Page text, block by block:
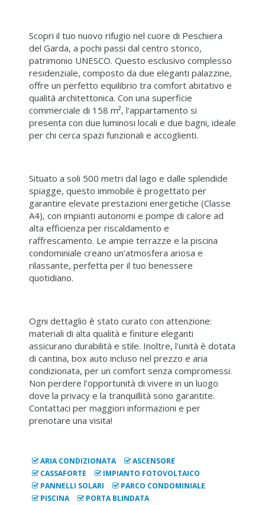
Scopri il tuo nuovo rifugio nel cuore di Peschiera
del Garda, a pochi passi dal centro storico,
patrimonio UNESCO. Questo esclusivo complesso
residenziale, composto da due eleganti palazzine,
offre un perfetto equilibrio tra comfort abitativo e
qualità architettonica. Con una superficie
commerciale di 158 m², l'appartamento si
presenta con due luminosi locali e due bagni, ideale
per chi cerca spazi funzionali e accoglienti.
Situato a soli 500 metri dal lago e dalle splendide
spiagge, questo immobile è progettato per
garantire elevate prestazioni energetiche (Classe
A4), con impianti autonomi e pompe di calore ad
alta efficienza per riscaldamento e
raffrescamento. Le ampie terrazze e la piscina
condominiale creano un'atmosfera ariosa e
rilassante, perfetta per il tuo benessere
quotidiano.
Ogni dettaglio è stato curato con attenzione:
materiali di alta qualità e finiture eleganti
assicurano durabilità e stile. Inoltre, l'unità è dotata
di cantina, box auto incluso nel prezzo e aria
condizionata, per un comfort senza compromessi.
Non perdere l'opportunità di vivere in un luogo
dove la privacy e la tranquillità sono garantite.
Contattaci per maggiori informazioni e per
prenotare una visita!
ARIA CONDIZIONATA
ASCENSORE
CASSAFORTE
IMPIANTO FOTOVOLTAICO
PANNELLI SOLARI
PARCO CONDOMINIALE
PISCINA
PORTA BLINDATA